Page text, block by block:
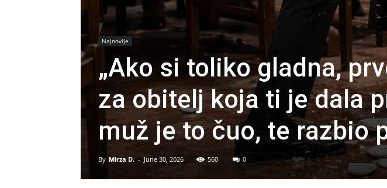
Najnovije
„Ako si toliko gladna,
za obitelj koja ti je dala
muž je to čuo, te razbio
By Mirza D. - June 30, 2026 560 0